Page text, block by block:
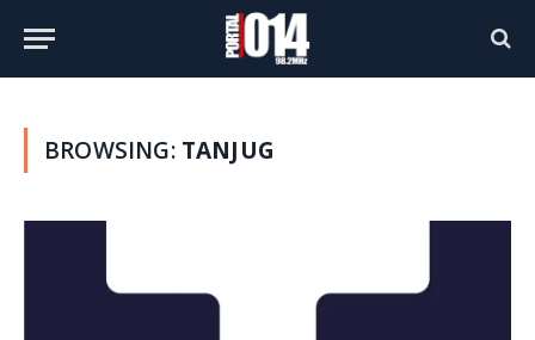
BROWSING: TANJUG